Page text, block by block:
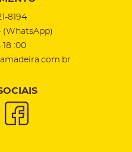
8194
(WhatsApp)
18 :00